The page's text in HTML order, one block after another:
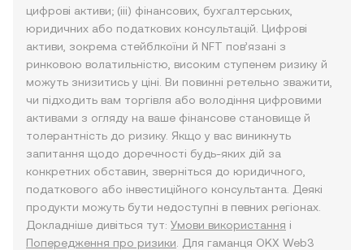
цифрові активи; (iii) фінансових, бухгалтерських,
юридичних або податкових консультацій. Цифрові
активи, зокрема стейблкоїни й NFT пов’язані з
ринковою волатильністю, високим ступенем ризику й
можуть знизитись у ціні. Ви повинні ретельно зважити,
чи підходить вам торгівля або володіння цифровими
активами з огляду на ваше фінансове становище й
толерантність до ризику. Якщо у вас виникнуть
запитання щодо доречності будь-яких дій за
конкретних обставин, зверніться до юридичного,
податкового або інвестиційного консультанта. Деякі
продукти можуть бути недоступні в певних регіонах.
Докладніше дивіться тут: Умови використання і
Попередження про ризики . Для гаманця OKX Web3